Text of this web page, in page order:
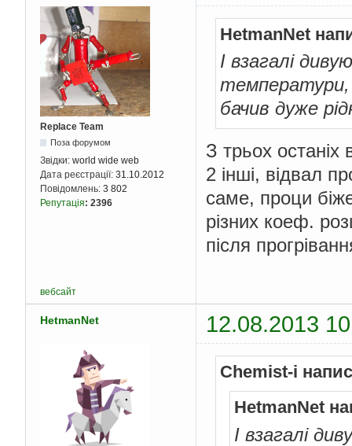
Replace Team
Поза форумом
Звідки: world wide web
Дата реєстрації: 31.10.2012
Повідомлень: 3 802
Репутація: 2396
HetmanNet
І взагалі
температури,
бачив дуже
З трьох
2 інші, відвал
саме, проци
різних коеф.
після
вебсайт
HetmanNet 12.08.2013
Chemist-i
HetmanNet
І взагалі